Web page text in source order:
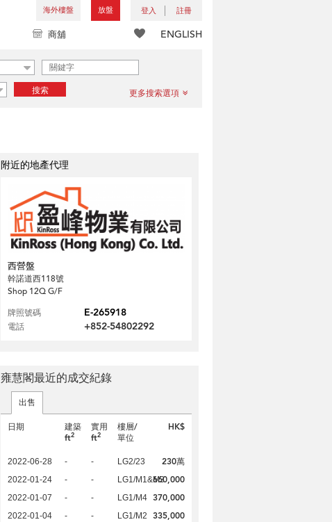
海外樓盤 放盤 登入 註冊
ENGLISH
商舖
搜索 更多搜索選項
附近的地產代理
西營盤
幹諾道西118號
Shop 12Q G/F
牌照號碼
E-265918
電話 +852-54802292
雍慧閣最近的成交紀錄
出售
日期
建築
ft2
實用
ft2
樓層/
單位
HK$
2022-06-28 - - LG2/23 230萬
2022-01-24 - - LG1/M1&M3660,000
2022-01-07 - - LG1/M4 370,000
2022-01-04 - - LG1/M2 335,000